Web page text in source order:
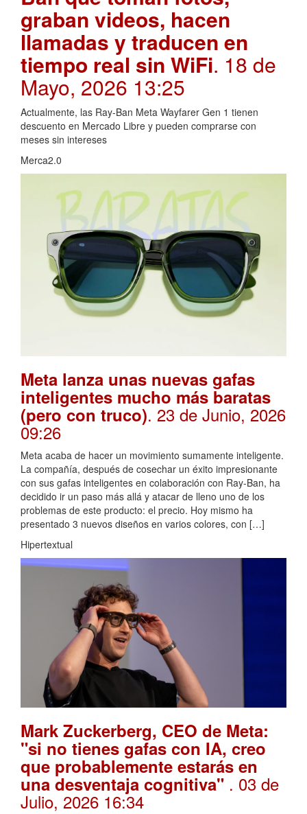
graban videos, hacen
llamadas y traducen en
tiempo real sin WiFi. 18 de
Mayo, 2026 13:25
Actualmente, las Ray-Ban Meta Wayfarer Gen 1 tienen
descuento en Mercado Libre y pueden comprarse con
meses sin intereses
Merca2.0
Meta lanza unas nuevas gafas
inteligentes mucho más baratas
(pero con truco). 23 de Junio, 2026
09:26
Meta acaba de hacer un movimiento sumamente inteligente.
La compañía, después de cosechar un éxito impresionante
con sus gafas inteligentes en colaboración con Ray-Ban, ha
decidido ir un paso más allá y atacar de lleno uno de los
problemas de este producto: el precio. Hoy mismo ha
presentado 3 nuevos diseños en varios colores, con […]
Hipertextual
Mark Zuckerberg, CEO de Meta:
"si no tienes gafas con IA, creo
que probablemente estarás en
una desventaja cognitiva" . 03 de
Julio, 2026 16:34